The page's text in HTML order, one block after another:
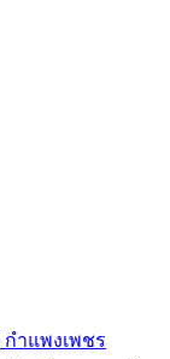
กำแพงเพชร